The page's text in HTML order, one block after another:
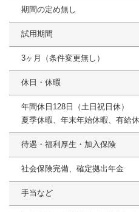
期間の定め無し
試用期間
3ヶ月（条件変更無し）
休日・休暇
年間休日128日（土日祝日休）
夏季休暇、年末年始休暇、有給
待遇・福利厚生・加入保険
社会保険完備、確定拠出年金
手当など